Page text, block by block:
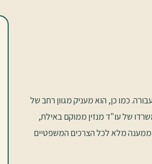
כמו כן, הוא מעניק מגוון רחב של
של עו"ד מנזין ממוקם באילת,
וממענה מלא לכל הצרכים המשפטיים